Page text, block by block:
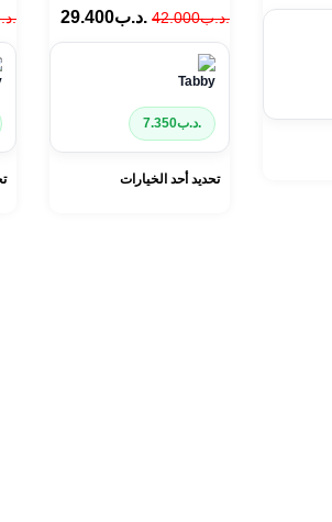
.د.ب42.000 .د.ب29.400
.د.ب7.350
تحديد أحد الخيارات